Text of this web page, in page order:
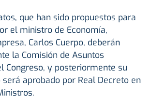
que han sido propuestos para
el ministro de Economía,
Carlos Cuerpo, deberán
la Comisión de Asuntos
Congreso, y posteriormente su
aprobado por Real Decreto en